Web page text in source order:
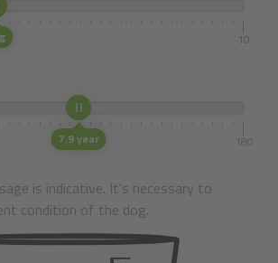
10
7.9 year 180
is indicative. It's necessary to
condition of the dog.